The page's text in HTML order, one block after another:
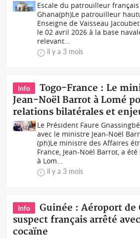
Escale du patrouilleur français
Ghana(ph)Le patrouilleur
Enseigne de Vaisseau
le 02 avril 2026 à la base
relevant...
il y a 3 mois
Info
Togo-France : Le
Jean-Noël Barrot à Lomé
relations bilatérales et
Le Président Faure
avec le ministre Jean-Noël
(ph)Le ministre des Affaires
France, Jean-Noël Barrot, a
à Lom...
il y a 3 mois
Info
Guinée : Aéroport de
suspect français arrêté
cocaïne